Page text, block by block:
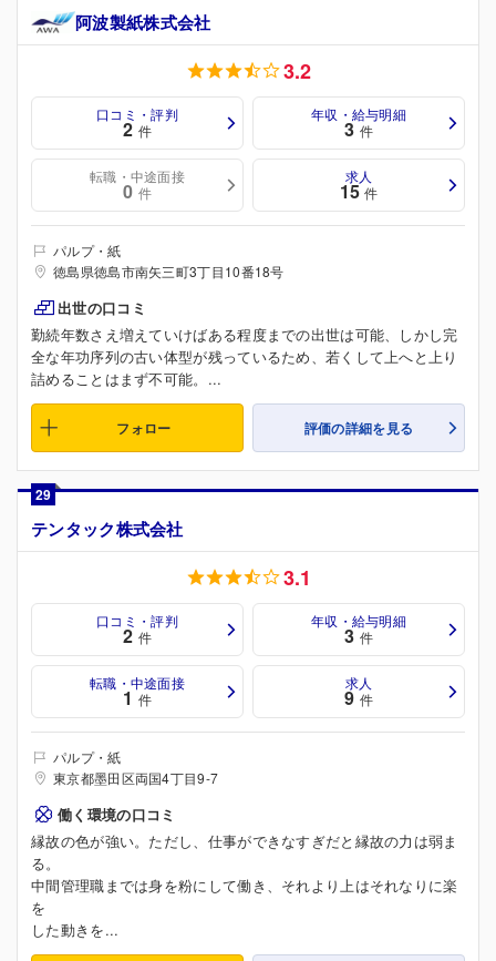
阿波製紙株式会社
3.2
口コミ・評判
2 件
年収・給与明細
3 件
転職・中途面接
0 件
求人
15 件
パルプ・紙
徳島県徳島市南矢三町3丁目10番18号
出世の口コミ
勤続年数さえ増えていけばある程度までの出世は可能、しかし完
全な年功序列の古い体型が残っているため、若くして上へと上り
詰めることはまず不可能。...
フォロー 評価の詳細を見る
29
テンタック株式会社
3.1
口コミ・評判
2 件
年収・給与明細
3 件
転職・中途面接
1 件
求人
9 件
パルプ・紙
東京都墨田区両国4丁目9-7
働く環境の口コミ
縁故の色が強い。ただし、仕事ができなすぎだと縁故の力は弱ま
る。
中間管理職までは身を粉にして働き、それより上はそれなりに楽
を
した動きを...